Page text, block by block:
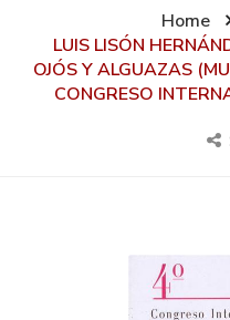
Home
LUIS LISÓN
OJÓS Y ALGUAZAS
CONGRESO